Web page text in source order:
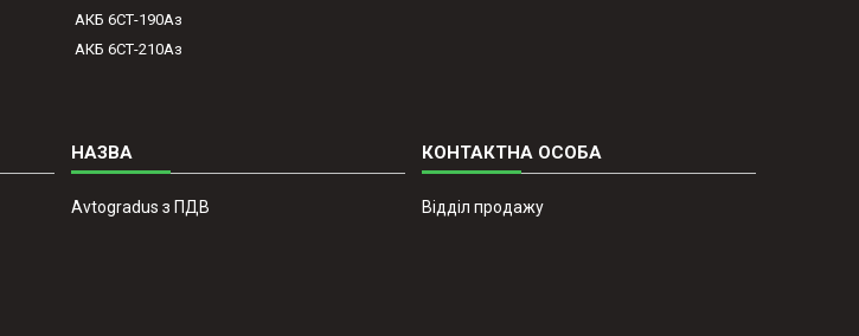
АКБ 6СТ-190Аз
АКБ 6СТ-210Аз
Avtogradus з ПДВ Відділ продажу